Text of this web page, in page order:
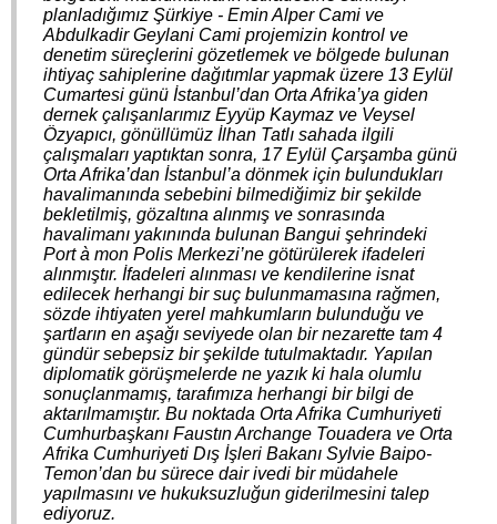
planladığımız Şürkiye - Emin Alper Cami ve
Abdulkadir Geylani Cami projemizin kontrol ve
denetim süreçlerini gözetlemek ve bölgede bulunan
ihtiyaç sahiplerine dağıtımlar yapmak üzere 13 Eylül
Cumartesi günü İstanbul’dan Orta Afrika’ya giden
dernek çalışanlarımız Eyyüp Kaymaz ve Veysel
Özyapıcı, gönüllümüz İlhan Tatlı sahada ilgili
çalışmaları yaptıktan sonra, 17 Eylül Çarşamba günü
Orta Afrika’dan İstanbul’a dönmek için bulundukları
havalimanında sebebini bilmediğimiz bir şekilde
bekletilmiş, gözaltına alınmış ve sonrasında
havalimanı yakınında bulunan Bangui şehrindeki
Port à mon Polis Merkezi’ne götürülerek ifadeleri
alınmıştır. İfadeleri alınması ve kendilerine isnat
edilecek herhangi bir suç bulunmamasına rağmen,
sözde ihtiyaten yerel mahkumların bulunduğu ve
şartların en aşağı seviyede olan bir nezarette tam 4
gündür sebepsiz bir şekilde tutulmaktadır. Yapılan
diplomatik görüşmelerde ne yazık ki hala olumlu
sonuçlanmamış, tarafımıza herhangi bir bilgi de
aktarılmamıştır. Bu noktada Orta Afrika Cumhuriyeti
Cumhurbaşkanı Faustın Archange Touadera ve Orta
Afrika Cumhuriyeti Dış İşleri Bakanı Sylvie Baipo-
Temon’dan bu sürece dair ivedi bir müdahele
yapılmasını ve hukuksuzluğun giderilmesini talep
ediyoruz.